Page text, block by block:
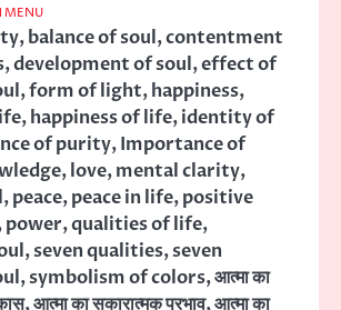
MENU
,balance of soul,contentment
,development of soul,effect of
,form of light,happiness,
,happiness of life,identity of
of purity,Importance of
,love,mental clarity,
,peace,peace in life,positive
power,qualities of life,
,seven qualities,seven
,symbolism of colors,आत्मा का
,आत्मा का सकारात्मक प्रभाव,आत्मा का